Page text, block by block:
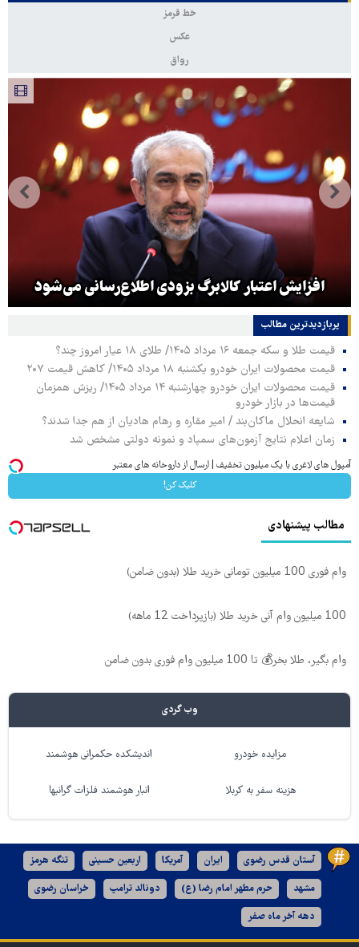
خط قرمز
عکس
رواق
افزایش اعتبار کالابرگ بزودی اطلاع‌رسانی می‌شود
پربازدیدترین‌ مطالب
قیمت طلا و سکه جمعه ۱۶ مرداد ۱۴۰۵/ طلای ۱۸ عیار امروز چند؟
قیمت محصولات ایران خودرو یکشنبه ۱۸ مرداد ۱۴۰۵/ کاهش قیمت ۲۰۷
قیمت محصولات ایران خودرو چهارشنبه ۱۴ مرداد ۱۴۰۵/ ریزش همزمان
قیمت‌ها در بازار خودرو
شایعه انحلال ماکان‌بند / امیر مقاره و رهام هادیان از هم جدا شدند؟
زمان اعلام نتایج آزمون‌های سمپاد و نمونه دولتی مشخص شد
آمپول های لاغری با یک میلیون تخفیف | ارسال از داروخانه های معتبر
کلیک کن!
مطالب پیشنهادی
وام فوری 100 میلیون تومانی خرید طلا (بدون ضامن)
100 میلیون وام آنی خرید طلا (بازپرداخت 12 ماهه)
وام بگیر، طلا بخر💰 تا 100 میلیون وام فوری بدون ضامن
وب گردی
مزایده خودرو اندیشکده حکمرانی هوشمند
هزینه سفر به کربلا انبار هوشمند فلزات گرانبها
آستان قدس رضوی ایران آمریکا اربعین حسینی تنگه هرمز
مشهد حرم مطهر امام رضا (ع) دونالد ترامپ خراسان رضوی
دهه آخر ماه صفر